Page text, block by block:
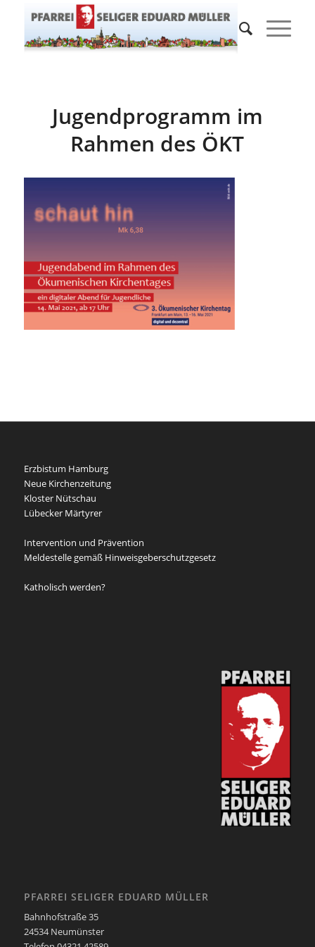
Jugendprogramm im
Rahmen des ÖKT
Erzbistum Hamburg
Neue Kirchenzeitung
Kloster Nütschau
Lübecker Märtyrer
Intervention und Prävention
Meldestelle gemäß Hinweisgeberschutzgesetz
Katholisch werden?
PFARREI SELIGER EDUARD MÜLLER
Bahnhofstraße 35
24534 Neumünster